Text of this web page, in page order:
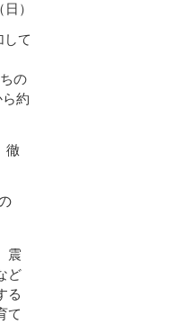
）
て
の
約
徹
震
ど
る
て